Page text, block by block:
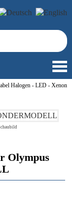
Halogen - LED - Xenon
Olympus